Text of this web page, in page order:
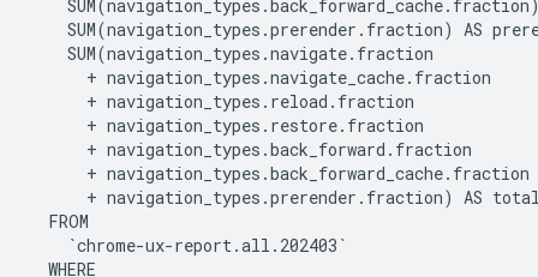
SUM(navigation_types.prerender.fraction) AS
    SUM(navigation_types.navigate.fraction
      + navigation_types.navigate_cache.fraction
      + navigation_types.reload.fraction
      + navigation_types.restore.fraction
      + navigation_types.back_forward.fraction
      + navigation_types.back_forward_cache.fraction
+ navigation_types.prerender.fraction) AS
  FROM
    `chrome-ux-report.all.202403`
  WHERE